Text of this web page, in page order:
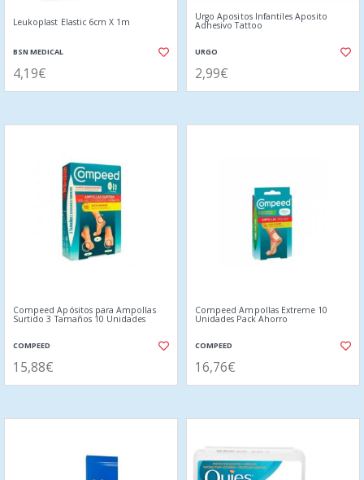
Leukoplast Elastic 6cm X 1m
BSN MEDICAL
4,19€
Urgo Apositos Infantiles Aposito
Adhesivo Tattoo
URGO
2,99€
Compeed Apósitos para Ampollas
Surtido 3 Tamaños 10 Unidades
COMPEED
15,88€
Compeed Ampollas Extreme 10
Unidades Pack Ahorro
COMPEED
16,76€